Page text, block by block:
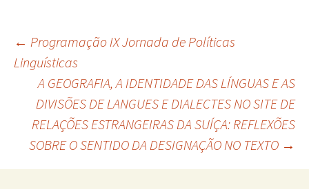
Post navigation
← Programação IX Jornada de Políticas
Linguísticas
A GEOGRAFIA, A IDENTIDADE DAS LÍNGUAS E AS
DIVISÕES DE LANGUES E DIALECTES NO SITE DE
RELAÇÕES ESTRANGEIRAS DA SUÍÇA: REFLEXÕES
SOBRE O SENTIDO DA DESIGNAÇÃO NO TEXTO →